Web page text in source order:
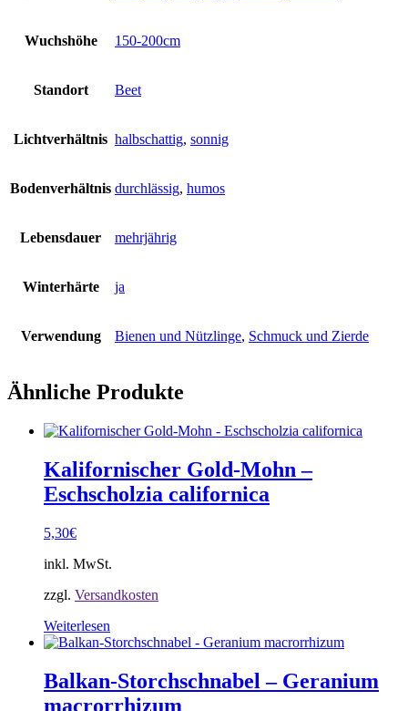
Wuchshöhe 150-200cm
Standort Beet
Lichtverhältnis halbschattig, sonnig
Bodenverhältnis durchlässig, humos
Lebensdauer mehrjährig
Winterhärte ja
Verwendung Bienen und Nützlinge, Schmuck und Zierde
Ähnliche Produkte
Kalifornischer Gold-Mohn –
Eschscholzia californica
5,30€
inkl. MwSt.
zzgl. Versandkosten
Weiterlesen
Balkan-Storchschnabel – Geranium
macrorrhizum